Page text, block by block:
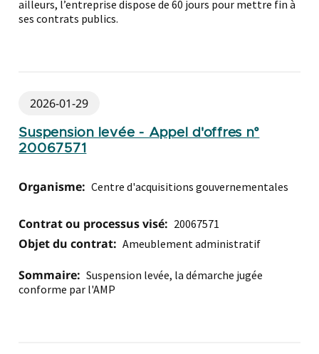
ailleurs, l’entreprise dispose de 60 jours pour mettre fin à
ses contrats publics.
Suspension levée - Appel d'offres n°
20067571
2026-01-29
Organisme: Centre d'acquisitions gouvernementales
Contrat ou processus visé: 20067571
Objet du contrat: Ameublement administratif
Sommaire: Suspension levée, la démarche jugée
conforme par l'AMP